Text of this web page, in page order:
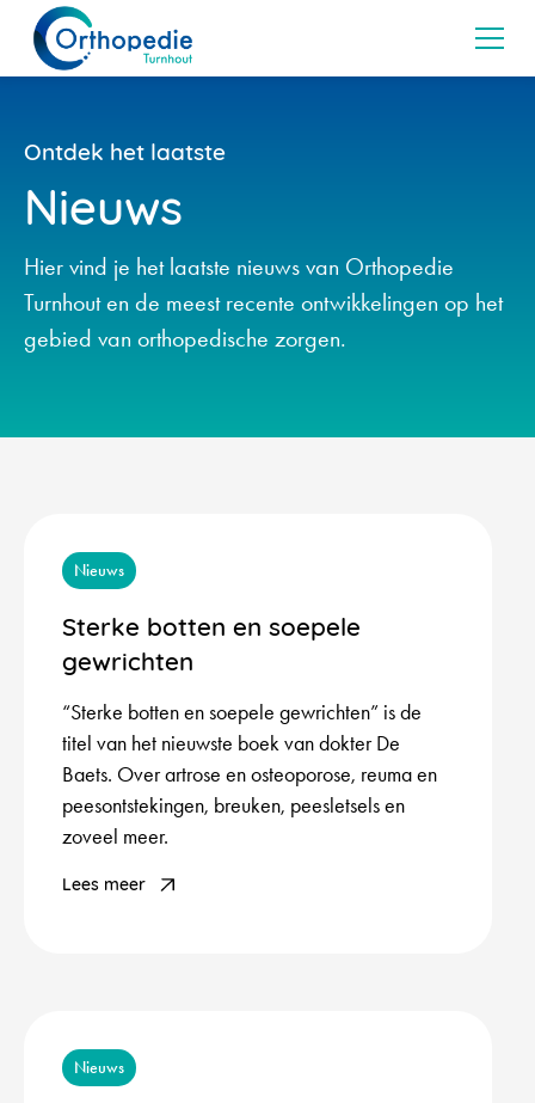
Ontdek het laatste
Nieuws
Hier vind je het laatste nieuws van Orthopedie
Turnhout en de meest recente ontwikkelingen op het
gebied van orthopedische zorgen.
Nieuws
Sterke botten en soepele
gewrichten
“Sterke botten en soepele gewrichten” is de
titel van het nieuwste boek van dokter De
Baets. Over artrose en osteoporose, reuma en
peesontstekingen, breuken, peesletsels en
zoveel meer.
Lees meer
Nieuws